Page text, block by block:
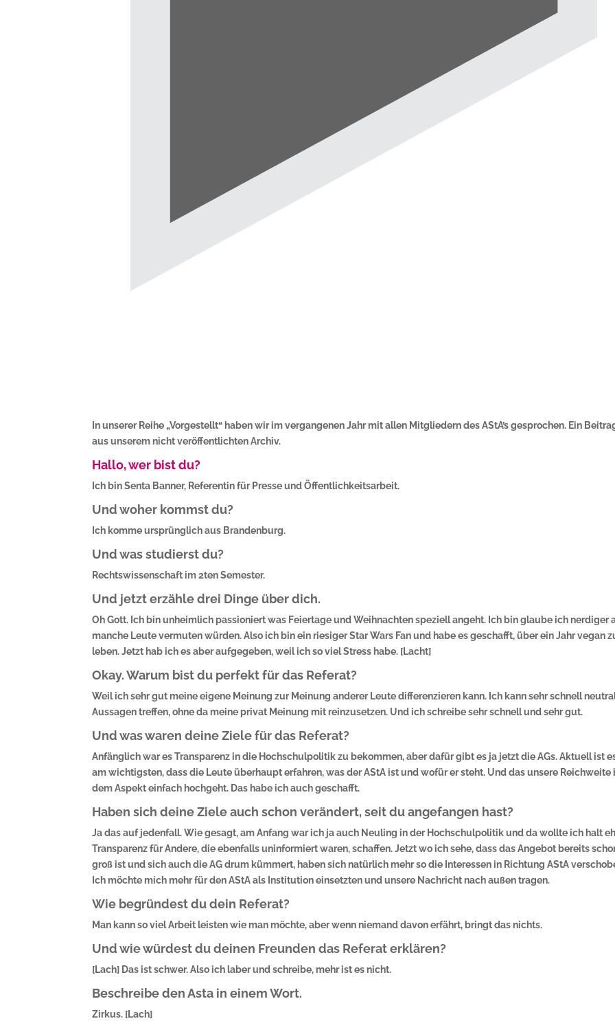
In unserer Reihe „Vorgestellt“ haben wir im vergangenen Jahr mit allen Mitgliedern des AStA’s gesprochen. Ein
aus unserem nicht veröffentlichten Archiv.
Hallo, wer bist du?
Ich bin Senta Banner, Referentin für Presse und Öffentlichkeitsarbeit.
Und woher kommst du?
Ich komme ursprünglich aus Brandenburg.
Und was studierst du?
Rechtswissenschaft im 2ten Semester.
Und jetzt erzähle drei Dinge über dich.
Oh Gott. Ich bin unheimlich passioniert was Feiertage und Weihnachten speziell angeht. Ich bin glaube ich nerdiger
manche Leute vermuten würden. Also ich bin ein riesiger Star Wars Fan und habe es geschafft, über ein Jahr vegan
leben. Jetzt hab ich es aber aufgegeben, weil ich so viel Stress habe. [Lacht]
Okay. Warum bist du perfekt für das Referat?
Weil ich sehr gut meine eigene Meinung zur Meinung anderer Leute differenzieren kann. Ich kann sehr schnell
Aussagen treffen, ohne da meine privat Meinung mit reinzusetzen. Und ich schreibe sehr schnell und sehr gut.
Und was waren deine Ziele für das Referat?
Anfänglich war es Transparenz in die Hochschulpolitik zu bekommen, aber dafür gibt es ja jetzt die AGs. Aktuell ist
am wichtigsten, dass die Leute überhaupt erfahren, was der AStA ist und wofür er steht. Und das unsere Reichweite
dem Aspekt einfach hochgeht. Das habe ich auch geschafft.
Haben sich deine Ziele auch schon verändert, seit du angefangen hast?
Ja das auf jedenfall. Wie gesagt, am Anfang war ich ja auch Neuling in der Hochschulpolitik und da wollte ich halt
Transparenz für Andere, die ebenfalls uninformiert waren, schaffen. Jetzt wo ich sehe, dass das Angebot bereits
groß ist und sich auch die AG drum kümmert, haben sich natürlich mehr so die Interessen in Richtung AStA
Ich möchte mich mehr für den AStA als Institution einsetzten und unsere Nachricht nach außen tragen.
Wie begründest du dein Referat?
Man kann so viel Arbeit leisten wie man möchte, aber wenn niemand davon erfährt, bringt das nichts.
Und wie würdest du deinen Freunden das Referat erklären?
[Lach] Das ist schwer. Also ich laber und schreibe, mehr ist es nicht.
Beschreibe den Asta in einem Wort.
Zirkus. [Lach]